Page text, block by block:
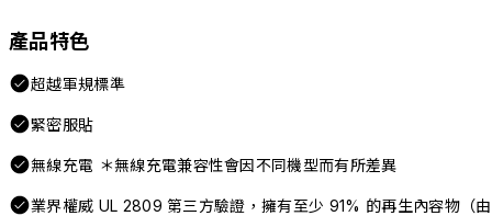
產品特色
超越軍規標準
緊密服貼
無線充電 ＊無線充電兼容性會因不同機型而有所差異
業界權威 UL 2809 第三方驗證，擁有至少 91% 的再生內容物（由